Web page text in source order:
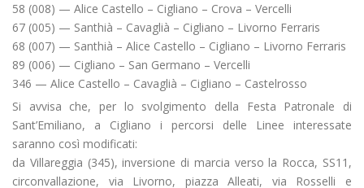
58 (008) — Alice Castello – Cigliano – Crova – Vercelli
67 (005) — Santhià – Cavaglià – Cigliano – Livorno Ferraris
68 (007) — Santhià – Alice Castello – Cigliano – Livorno Ferraris
89 (006) — Cigliano – San Germano – Vercelli
346 — Alice Castello – Cavaglià – Cigliano – Castelrosso
Si avvisa che, per lo svolgimento della Festa Patronale di
Sant’Emiliano, a Cigliano i percorsi delle Linee interessate
saranno così modificati:
da Villareggia (345), inversione di marcia verso la Rocca, SS11,
circonvallazione, via Livorno, piazza Alleati, via Rosselli e